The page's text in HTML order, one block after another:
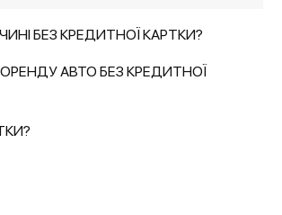
БЕЗ КРЕДИТНОЇ КАРТКИ?
АВТО БЕЗ КРЕДИТНОЇ